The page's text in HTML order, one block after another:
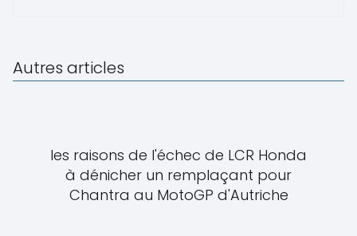
Autres articles
les raisons de l'échec de LCR Honda
à dénicher un remplaçant pour
Chantra au MotoGP d'Autriche